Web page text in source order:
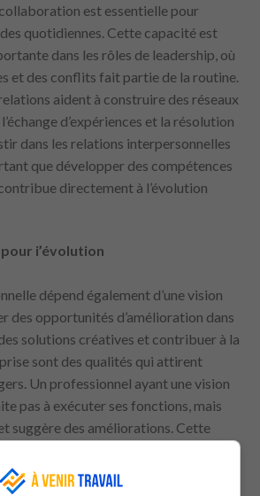
est essentielle pour
quotidiennes. Cette capacité est
dans les rôles de leadership, où
et des conflits fait partie de la routine.
aident à construire des réseaux
d’expériences et la résolution
dans les relations interpersonnelles
que développer des compétences
directement à l’évolution
i’évolution
dépend également d’une vision
des opportunités d’amélioration dans
solutions créatives et contribuer à la
sont des qualités qui attirent
Un professionnel ayant une vision
pas à exécuter ses fonctions, mais
suggère des améliorations. Cette
un engagement et un intérêt
de l’organisation. En outre, cette